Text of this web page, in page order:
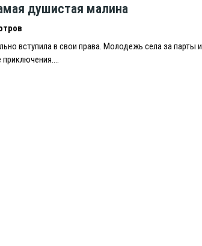
душистая малина
вступила в свои права. Молодежь села за парты и
приключения….